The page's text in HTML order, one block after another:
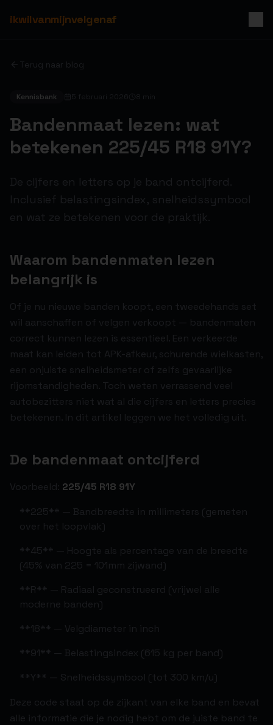
ikwilvanmijnvelgenaf
Terug naar blog
Kennisbank 5 februari 2026 8 min
Bandenmaat lezen: wat
betekenen 225/45 R18 91Y?
De cijfers en letters op je band ontcijferd.
Inclusief belastingsindex, snelheidssymbool
en wat ze betekenen voor de praktijk.
Waarom bandenmaten lezen
belangrijk is
Of je nu nieuwe banden koopt, een tweedehands set
wil aanschaffen of velgen verkoopt — bandenmaten
correct kunnen lezen is essentieel. Een verkeerde
maat kan leiden tot APK-afkeur, schurende wielkasten,
een onjuiste snelheidsmeter of zelfs gevaarlijke
rijomstandigheden. Toch weten verrassend veel
autobezitters niet wat al die cijfers en letters precies
betekenen. In dit artikel leggen we het volledig uit.
De bandenmaat ontcijferd
Voorbeeld: 225/45 R18 91Y
**225** — Bandbreedte in millimeters (gemeten
over het loopvlak)
**45** — Hoogte als percentage van de breedte
(45% van 225 = 101mm zijwand)
**R** — Radiaal geconstrueerd (vrijwel alle
moderne banden)
**18** — Velgdiameter in inch
**91** — Belastingsindex (615 kg per band)
**Y** — Snelheidssymbool (tot 300 km/u)
Deze code staat op de zijkant van elke band en bevat
alle informatie die je nodig hebt om de juiste band te